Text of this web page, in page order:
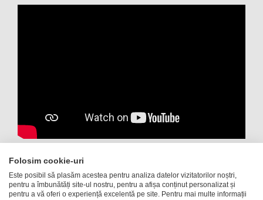
Carcasă individuală pentru
Samsung Galaxy S20+, cu poza
Folosim cookie-uri
Este posibil să plasăm acestea pentru analiza datelor vizitatorilor noștri,
pentru a îmbunătăți site-ul nostru, pentru a afișa conținut personalizat și
pentru a vă oferi o experiență excelentă pe site. Pentru mai multe informații